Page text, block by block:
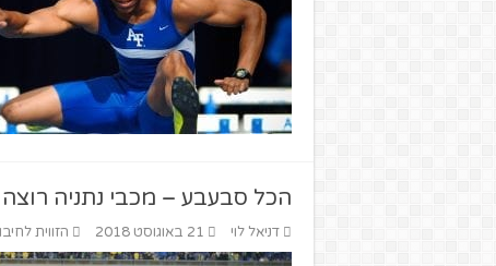
הכל סבעבע – מכבי נתניה
דניאל לוי 21 באוגוסט 2018 הזווית